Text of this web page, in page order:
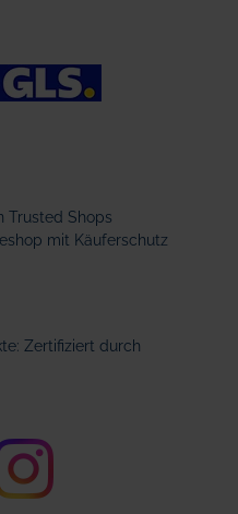
Trusted Shops
mit Käuferschutz
Zertifiziert durch